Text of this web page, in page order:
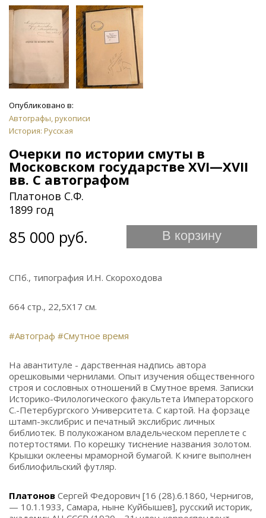
Опубликовано в:
Автографы, рукописи
История: Русская
Очерки по истории смуты в
Московском государстве XVI—XVII
вв. С автографом
Платонов С.Ф.
1899 год
85 000 руб. В корзину
СПб., типография И.Н. Скороходова
664 стр., 22,5Х17 см.
#Автограф #Смутное время
На авантитуле - дарственная надпись автора
орешковыми чернилами. Опыт изучения общественного
строя и сословных отношений в Смутное время. Записки
Историко-Филологического факультета Императорского
С.-Петербургского Университета. С картой. На форзаце
штамп-экслибрис и печатный экслибрис личных
библиотек. В полукожаном владельческом переплете с
потертостями. По корешку тиснение названия золотом.
Крышки оклеены мраморной бумагой. К книге выполнен
библиофильский футляр.
Платонов Сергей Федорович [16 (28).6.1860, Чернигов,
— 10.1.1933, Самара, ныне Куйбышев], русский историк,